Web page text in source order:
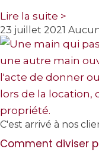
Lire la suite >
23 juillet 2021
C'est arrivé à nos
Comment diviser